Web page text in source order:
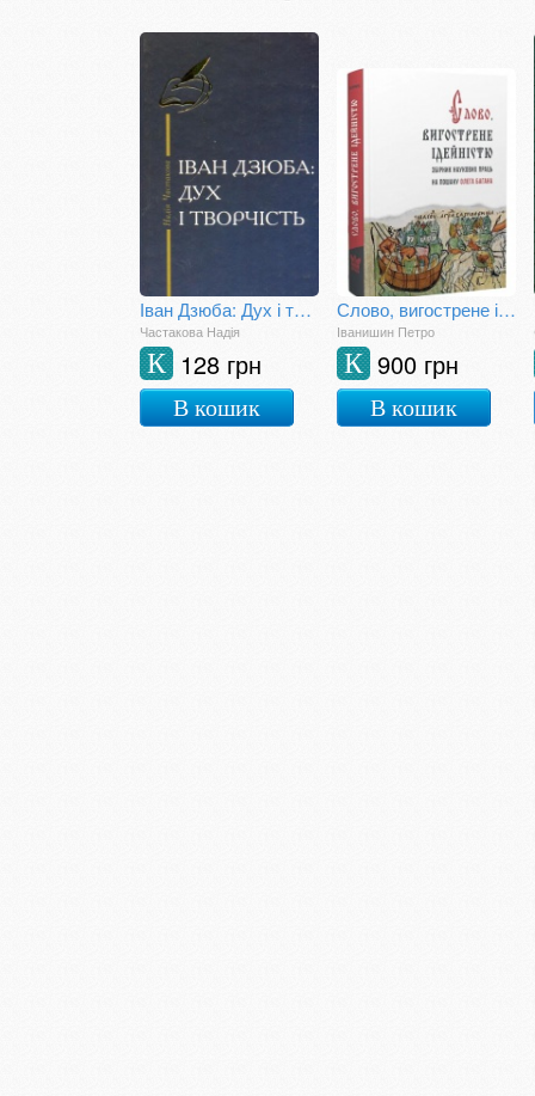
Іван Дзюба: Дух і творчість: літературний портрет
Частакова Надія
128 грн
К
В кошик
Слово, вигострене ідейністю. Збірник наукових праць на пошану Олега Багана
Іванишин Петро
900 грн
К
В кошик